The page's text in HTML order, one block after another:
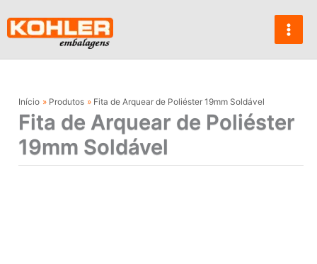
para
conteúdo
Início Produtos Fita de Arquear de Poliéster 19mm Soldável
Fita de Arquear de Poliéster
19mm Soldável